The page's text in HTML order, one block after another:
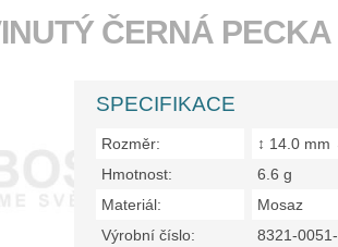
ČERNÁ PECKA
SPECIFIKACE
Rozměr:
↕ 14.0
Hmotnost:
6.6 g
Materiál:
Mosaz
Výrobní číslo:
8321-